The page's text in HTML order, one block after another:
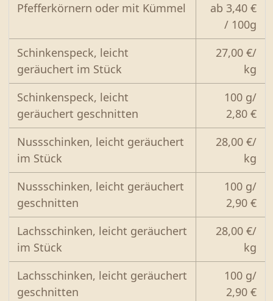
Pfefferkörnern oder mit Kümmel
ab 3,40 €
/ 100g
Schinkenspeck, leicht
geräuchert im Stück
27,00 €/
kg
Schinkenspeck, leicht
geräuchert geschnitten
100 g/
2,80 €
Nussschinken, leicht geräuchert
im Stück
28,00 €/
kg
Nussschinken, leicht geräuchert
geschnitten
100 g/
2,90 €
Lachsschinken, leicht geräuchert
im Stück
28,00 €/
kg
Lachsschinken, leicht geräuchert
geschnitten
100 g/
2,90 €